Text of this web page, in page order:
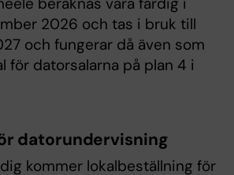
2026 och tas i bruk till
och fungerar då även som
för datorsalarna på plan 4 i
datorundervisning
kommer lokalbeställning för